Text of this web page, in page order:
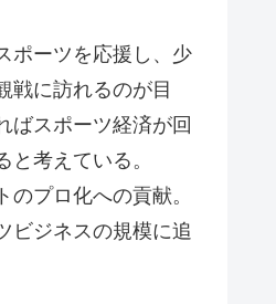
ポーツを応援し、少
戦に訪れるのが目
ばスポーツ経済が回
と考えている。
のプロ化への貢献。
ビジネスの規模に追